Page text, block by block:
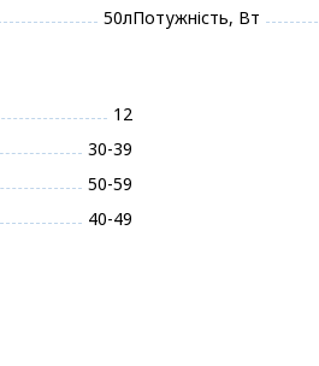
50лПотужність, Вт
12
30-39
50-59
40-49